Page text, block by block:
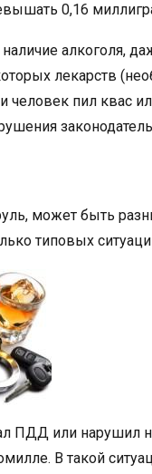
0,16
алкоголя,
лекарств
человек пил квас
может быть
типовых
ПДД или нарушил
В такой